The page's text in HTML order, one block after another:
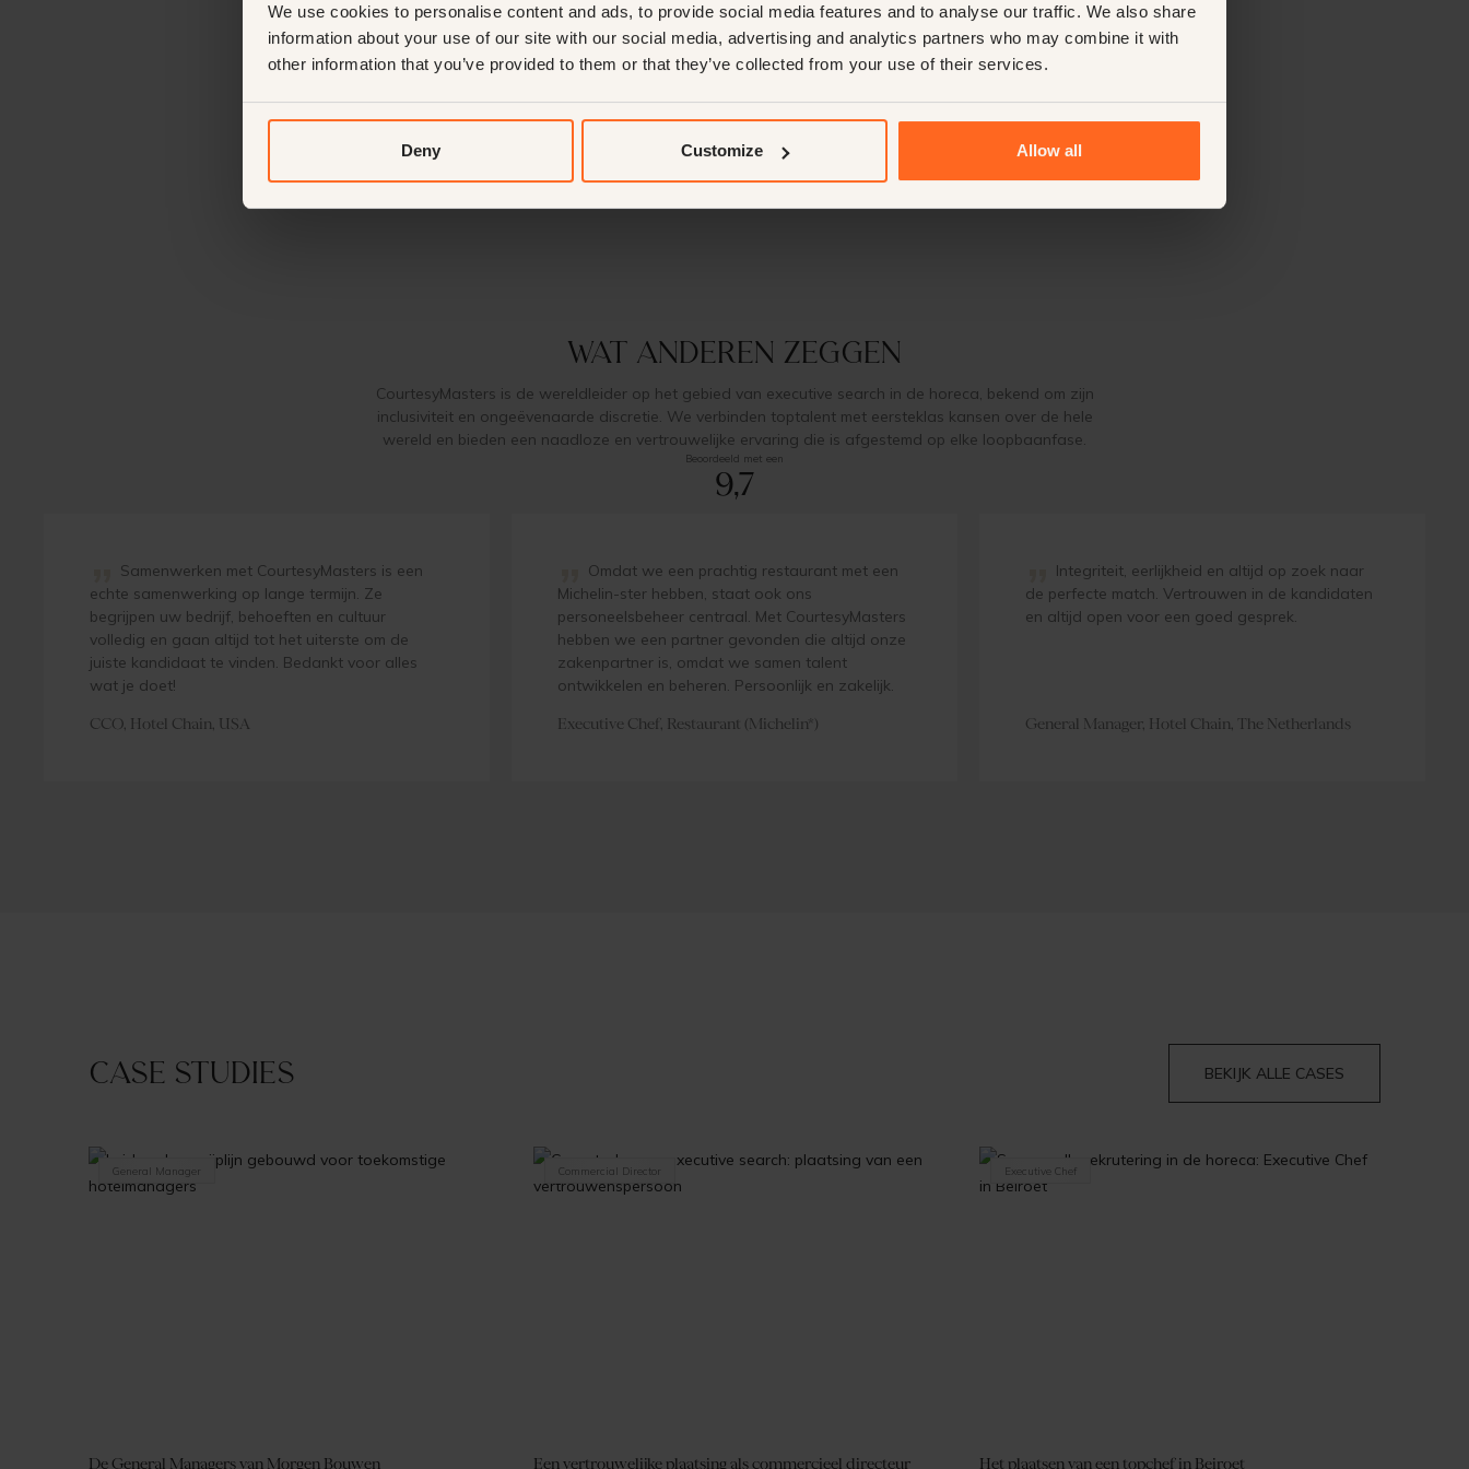
We use cookies to personalise content and ads, to provide social media features and to analyse our traffic. We also share
information about your use of our site with our social media, advertising and analytics partners who may combine it with
other information that you’ve provided to them or that they’ve collected from your use of their services.
Deny Customize Allow all
Wat anderen zeggen
CourtesyMasters is de wereldleider op het gebied van executive search in de horeca, bekend om zijn
inclusiviteit en ongeëvenaarde discretie. We verbinden toptalent met eersteklas kansen over de hele
wereld en bieden een naadloze en vertrouwelijke ervaring die is afgestemd op elke loopbaanfase.
Beoordeeld met een
9,7
” Samenwerken met CourtesyMasters is een
echte samenwerking op lange termijn. Ze
begrijpen uw bedrijf, behoeften en cultuur
volledig en gaan altijd tot het uiterste om de
juiste kandidaat te vinden. Bedankt voor alles
wat je doet!
CCO, Hotel Chain, USA
” Omdat we een prachtig restaurant met een
Michelin-ster hebben, staat ook ons
personeelsbeheer centraal. Met CourtesyMasters
hebben we een partner gevonden die altijd onze
zakenpartner is, omdat we samen talent
ontwikkelen en beheren. Persoonlijk en zakelijk.
Executive Chef, Restaurant (Michelin*)
”
Integriteit, eerlijkheid en altijd op zoek naar
de perfecte match. Vertrouwen in de kandidaten
en altijd open voor een goed gesprek.
General Manager, Hotel Chain, The Netherlands
Case studies BEKIJK ALLE CASES
General Manager
De General Managers van Morgen Bouwen
Commercial Director
Een vertrouwelijke plaatsing als commercieel directeur
Executive Chef
Het plaatsen van een topchef in Beiroet